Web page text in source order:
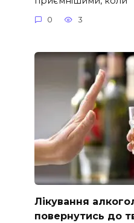
0 3
Лікування
повернутись до